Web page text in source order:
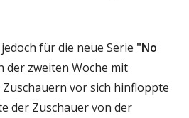
für die neue Serie "No
der zweiten Woche mit
vor sich hinfloppte
der Zuschauer von der